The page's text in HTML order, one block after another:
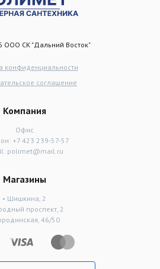
ООО СК "Дальний Восток"
конфиденциальности
соглашение
Компания
Офис
+7 423 239-57-57
polimet@mail.ru
Магазины
• Шишкина, 2
проспект, 2
46/50